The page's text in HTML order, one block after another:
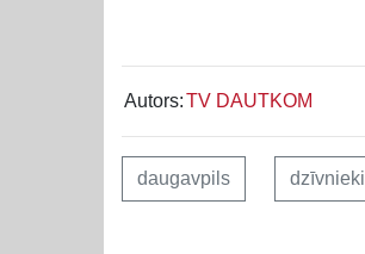
Autors:TV DAUTKOM
daugavpils dzīvnieki